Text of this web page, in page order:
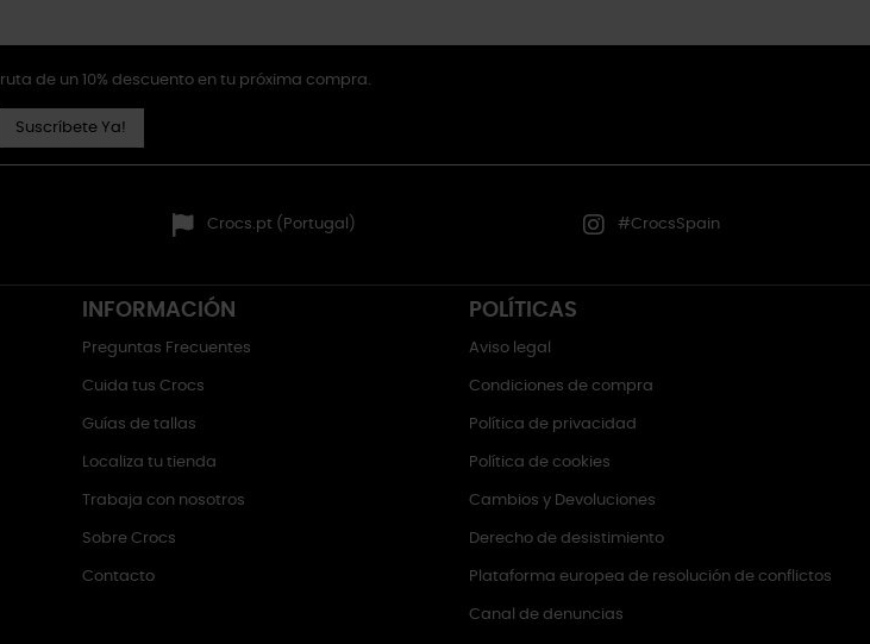
de un 10% descuento en tu próxima compra.
Suscríbete Ya!
Crocs.pt (Portugal) #CrocsSpain
INFORMACIÓN
Preguntas Frecuentes
Cuida tus Crocs
Guías de tallas
Localiza tu tienda
Trabaja con nosotros
Sobre Crocs
Contacto
POLÍTICAS
Aviso legal
Condiciones de compra
Política de privacidad
Política de cookies
Cambios y Devoluciones
Derecho de desistimiento
Plataforma europea de resolución de conflictos
Canal de denuncias